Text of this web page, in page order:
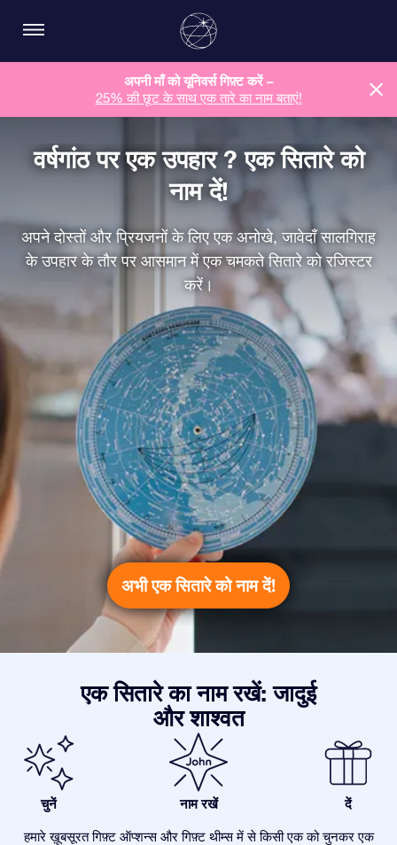
अपनी माँ को यूनिवर्स गिफ़्ट करें –
25% की छूट के साथ एक तारे का नाम बताएं!
वर्षगांठ पर एक उपहार ? एक सितारे को
नाम दें!
अपने दोस्तों और प्रियजनों के लिए एक अनोखे, जावेदाँ सालगिराह
के उपहार के तौर पर आसमान में एक चमकते सितारे को रजिस्टर
करें।
अभी एक सितारे को नाम दें!
एक सितारे का नाम रखें: जादुई
और शाश्वत
चुनें नाम रखें दें
हमारे ख़ूबसूरत गिफ़्ट ऑप्शन्स और गिफ़्ट थीम्स में से किसी एक को चुनकर एक